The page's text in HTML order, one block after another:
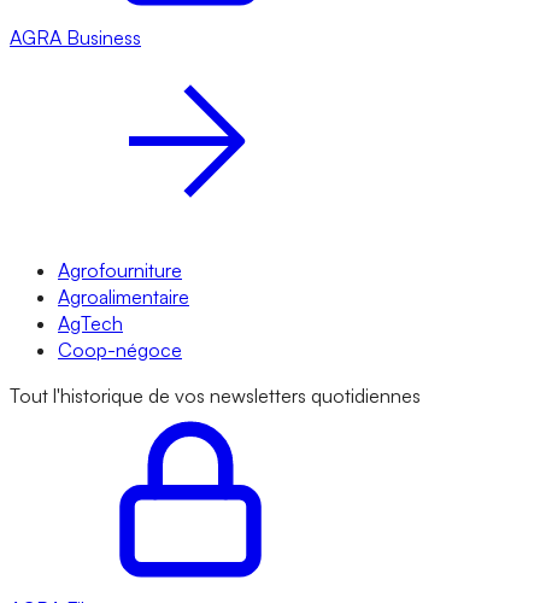
AGRA Business
Agrofourniture
Agroalimentaire
AgTech
Coop-négoce
Tout l'historique de vos newsletters quotidiennes